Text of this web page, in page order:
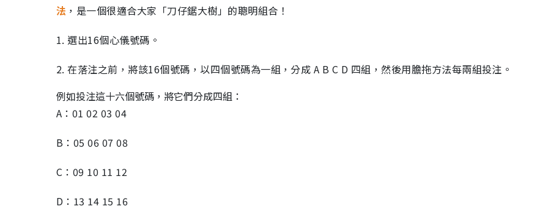
法 ，是一個很適合大家「刀仔鋸大樹」的聰明組合！
1. 選出16個心儀號碼。
2. 在落注之前，將該16個號碼，以四個號碼為一組，分成 A B C D 四組，然後用膽拖方法每兩組投注。
例如投注這十六個號碼，將它們分成四組：
A：01 02 03 04
B：05 06 07 08
C：09 10 11 12
D：13 14 15 16